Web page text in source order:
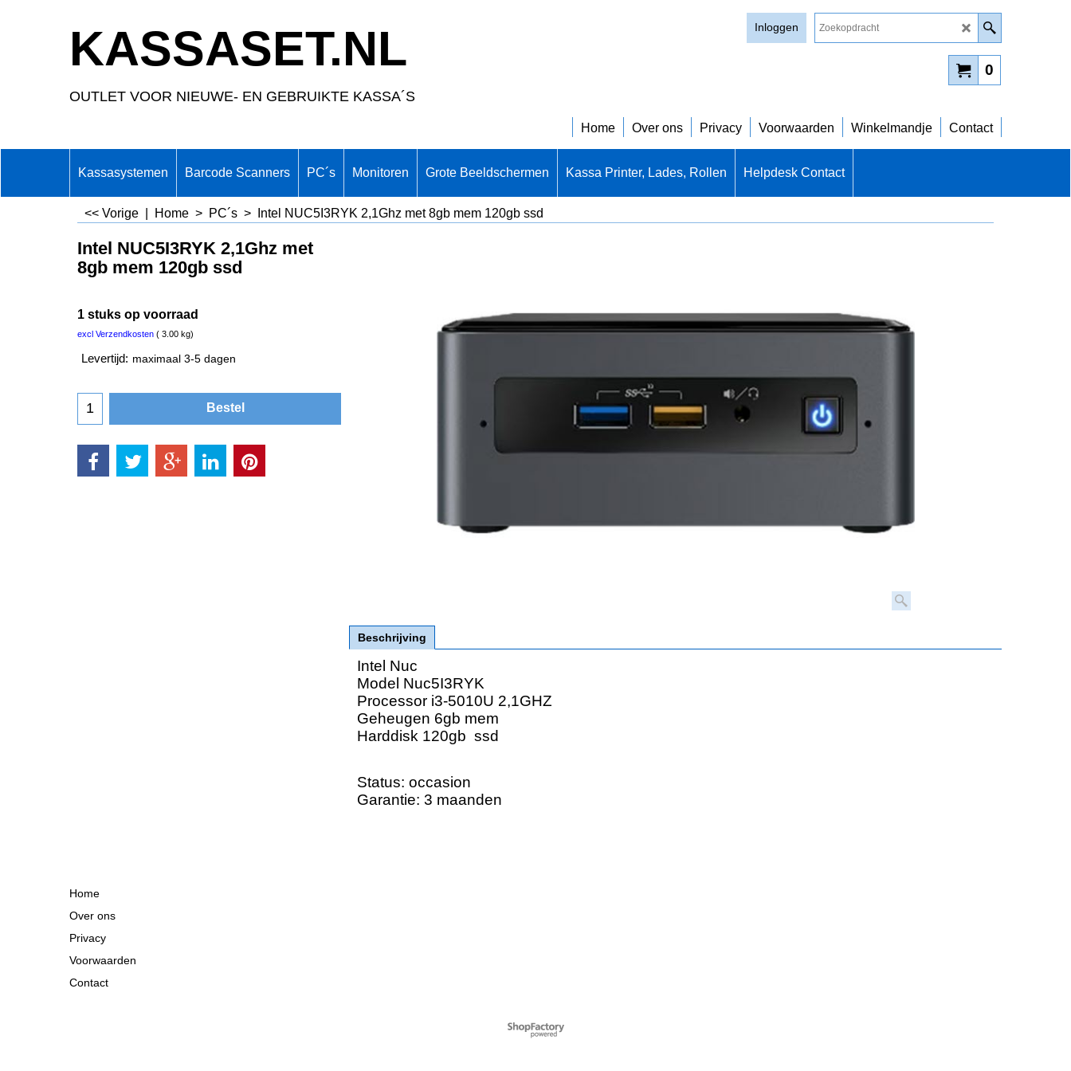
KASSASET.NL
OUTLET VOOR NIEUWE- EN GEBRUIKTE KASSA´S
Inloggen
0
Home Over ons Privacy Voorwaarden Winkelmandje Contact
Kassasystemen Barcode Scanners PC´s Monitoren Grote Beeldschermen Kassa Printer, Lades, Rollen Helpdesk Contact
<< Vorige Home > PC´s > Intel NUC5I3RYK 2,1Ghz met 8gb mem 120gb ssd
Intel NUC5I3RYK 2,1Ghz met
8gb mem 120gb ssd
1 stuks op voorraad
excl Verzendkosten 3.00 kg
Levertijd: maximaal 3-5 dagen
Bestel
Beschrijving
Intel Nuc
Model Nuc5I3RYK
Processor i3-5010U 2,1GHZ
Geheugen 6gb mem
Harddisk 120gb ssd
Status: occasion
Garantie: 3 maanden
Home
Over ons
Privacy
Voorwaarden
Contact
Webwinkel gemaakt met
ShopFactory webwinkel